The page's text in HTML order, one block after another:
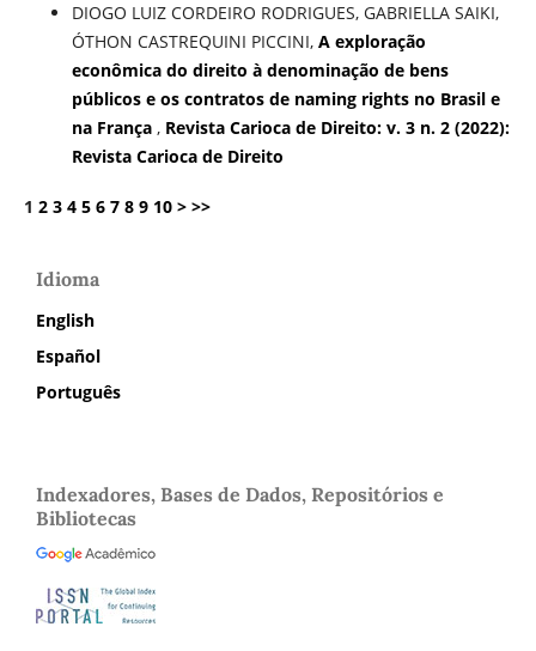
DIOGO LUIZ CORDEIRO RODRIGUES, GABRIELLA SAIKI,
ÓTHON CASTREQUINI PICCINI, A exploração
econômica do direito à denominação de bens
públicos e os contratos de naming rights no Brasil e
na França , Revista Carioca de Direito: v. 3 n. 2 (2022):
Revista Carioca de Direito
1 2 3 4 5 6 7 8 9 10 > >>
Idioma
English
Español
Português
Indexadores, Bases de Dados, Repositórios e
Bibliotecas